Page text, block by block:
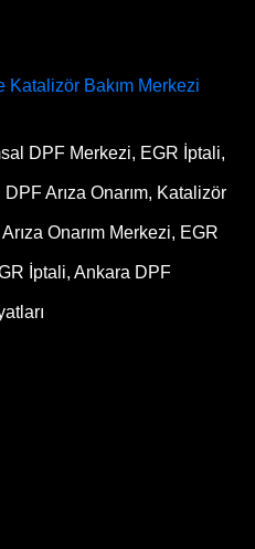
DPF Merkezi, EGR İptali,
Arıza Onarım, Katalizör
Onarım Merkezi, EGR
İptali, Ankara DPF